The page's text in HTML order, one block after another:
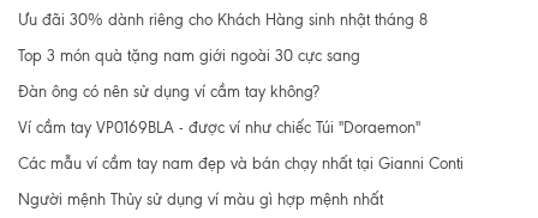
Ưu đãi 30% dành riêng cho Khách Hàng sinh nhật tháng 8
Top 3 món quà tặng nam giới ngoài 30 cực sang
Đàn ông có nên sử dụng ví cầm tay không?
Ví cầm tay VP0169BLA - được ví như chiếc Túi "Doraemon"
Các mẫu ví cầm tay nam đẹp và bán chạy nhất tại Gianni Conti
Người mệnh Thủy sử dụng ví màu gì hợp mệnh nhất